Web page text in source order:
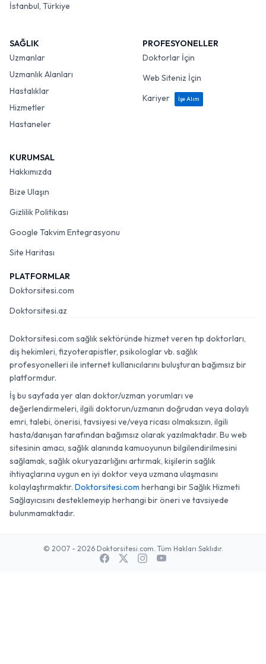
İstanbul, Türkiye
SAĞLIK
Uzmanlar
Uzmanlık Alanları
Hastalıklar
Hizmetler
Hastaneler
PROFESYONELLER
Doktorlar İçin
Web Siteniz İçin
Kariyer
İşe Alım
KURUMSAL
Hakkımızda
Bize Ulaşın
Gizlilik Politikası
Google Takvim Entegrasyonu
Site Haritası
PLATFORMLAR
Doktorsitesi.com
Doktorsitesi.az
Doktorsitesi.com sağlık sektöründe hizmet veren tıp doktorları,
diş hekimleri, fizyoterapistler, psikologlar vb. sağlık
profesyonelleri ile internet kullanıcılarını buluşturan bağımsız bir
platformdur.
İş bu sayfada yer alan doktor/uzman yorumları ve
değerlendirmeleri, ilgili doktorun/uzmanın doğrudan veya dolaylı
emri, talebi, önerisi, tavsiyesi ve/veya ricası olmaksızın, ilgili
hasta/danışan tarafından bağımsız olarak yazılmaktadır. Bu web
sitesinin amacı, sağlık alanında kamuoyunun bilgilendirilmesini
sağlamak, sağlık okuryazarlığını artırmak, kişilerin sağlık
ihtiyaçlarına uygun en iyi doktor veya uzmana ulaşmasını
kolaylaştırmaktır. Doktorsitesi.com herhangi bir Sağlık Hizmeti
Sağlayıcısını desteklemeyip herhangi bir öneri ve tavsiyede
bulunmamaktadır.
© 2007 - 2026 Doktorsitesi.com. Tüm Hakları Saklıdır.